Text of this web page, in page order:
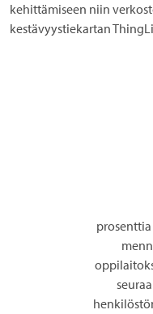
kehittämiseen niin
kestävyystiekartan